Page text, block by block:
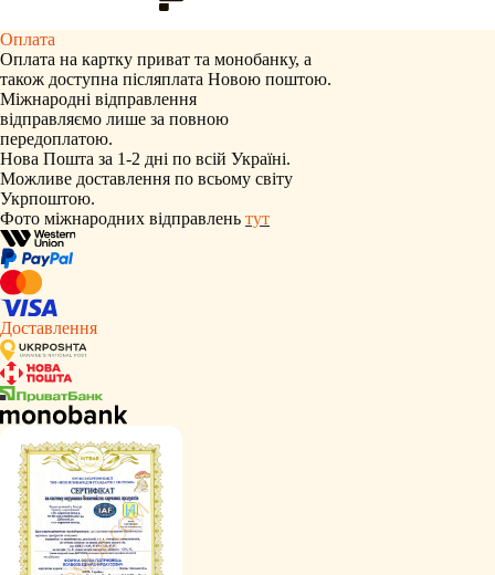
Оплата
Оплата на картку приват та монобанку, а
також доступна післяплата Новою поштою.
Міжнародні відправлення
відправляємо лише за повною
передоплатою.
Нова Пошта за 1-2 дні по всій Україні.
Можливе доставлення по всьому світу
Укрпоштою.
Фото міжнародних відправлень тут
Доставлення